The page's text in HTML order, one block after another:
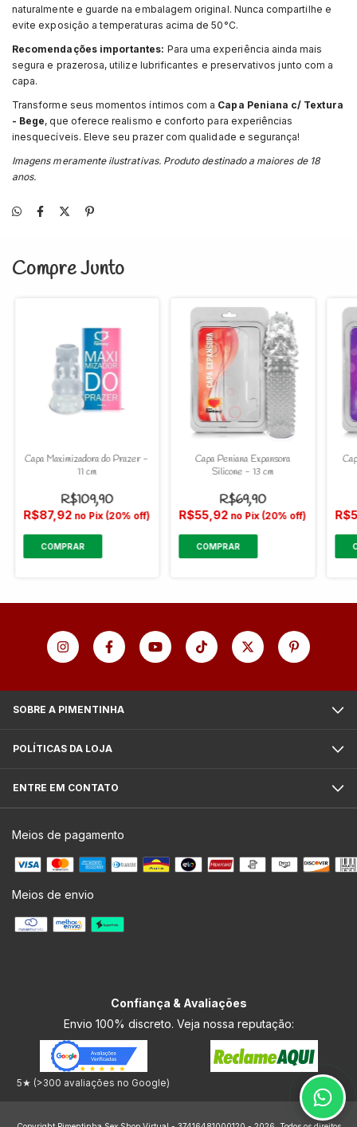
naturalmente e guarde na embalagem original. Nunca compartilhe e
evite exposição a temperaturas acima de 50°C.
Recomendações importantes: Para uma experiência ainda mais
segura e prazerosa, utilize lubrificantes e preservativos junto com a
capa.
Transforme seus momentos íntimos com a Capa Peniana c/ Textura
- Bege, que oferece realismo e conforto para experiências
inesquecíveis. Eleve seu prazer com qualidade e segurança!
Imagens meramente ilustrativas. Produto destinado a maiores de 18
anos.
Compre Junto
Capa Maximizadora do Prazer -
11 cm
R$109,90
R$87,92 no Pix (20% off)
Capa Peniana Expansora
Silicone - 13 cm
R$69,90
R$55,92 no Pix (20% off)
SOBRE A PIMENTINHA
POLÍTICAS DA LOJA
ENTRE EM CONTATO
Meios de pagamento
Meios de envio
Confiança & Avaliações
Envio 100% discreto. Veja nossa reputação:
5★ (>300 avaliações no Google)